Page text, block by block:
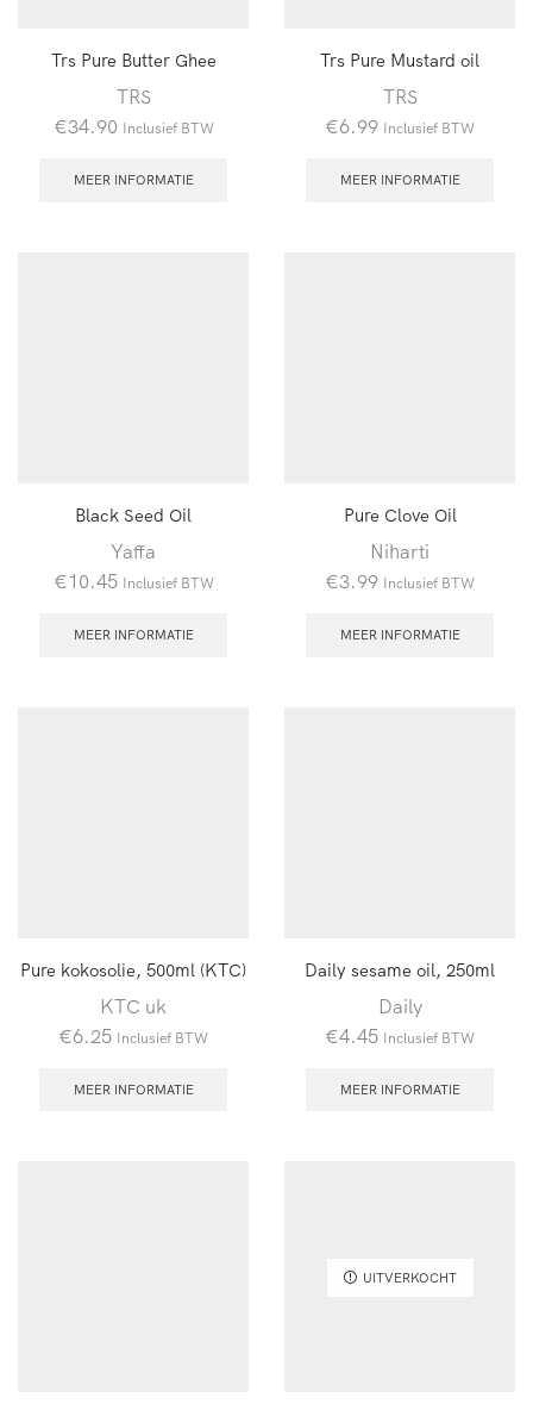
Trs Pure Butter Ghee
TRS
€34.90 Inclusief BTW
MEER INFORMATIE
Trs Pure Mustard oil
TRS
€6.99 Inclusief BTW
MEER INFORMATIE
Black Seed Oil
Yaffa
€10.45 Inclusief BTW
MEER INFORMATIE
Pure Clove Oil
Niharti
€3.99 Inclusief BTW
MEER INFORMATIE
Pure kokosolie, 500ml (KTC)
KTC uk
€6.25 Inclusief BTW
MEER INFORMATIE
Daily sesame oil, 250ml
Daily
€4.45 Inclusief BTW
MEER INFORMATIE
UITVERKOCHT